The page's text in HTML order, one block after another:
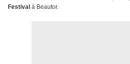
Festival à Beautor.